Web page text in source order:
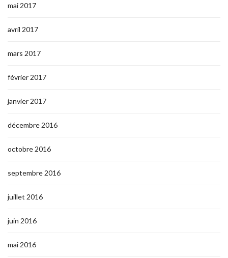
mai 2017
avril 2017
mars 2017
février 2017
janvier 2017
décembre 2016
octobre 2016
septembre 2016
juillet 2016
juin 2016
mai 2016